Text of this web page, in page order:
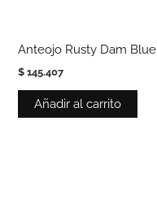
Anteojo Rusty Dam Blue
$ 145.407
Añadir al carrito